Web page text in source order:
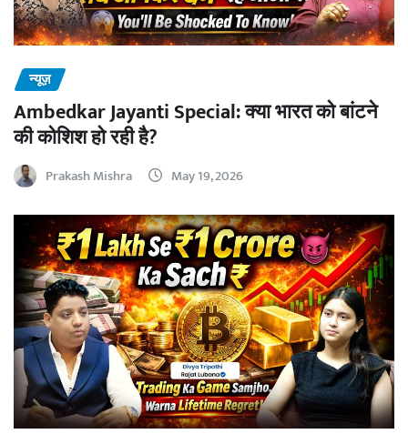
न्यूज़
Ambedkar Jayanti Special: क्या भारत को बांटने
की कोशिश हो रही है?
Prakash Mishra May 19, 2026